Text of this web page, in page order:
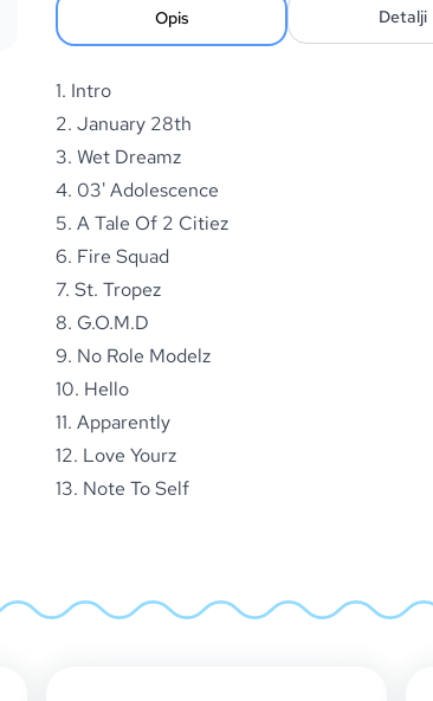
Opis Detalji
1. Intro
2. January 28th
3. Wet Dreamz
4. 03' Adolescence
5. A Tale Of 2 Citiez
6. Fire Squad
7. St. Tropez
8. G.O.M.D
9. No Role Modelz
10. Hello
11. Apparently
12. Love Yourz
13. Note To Self